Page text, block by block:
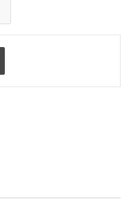
Print